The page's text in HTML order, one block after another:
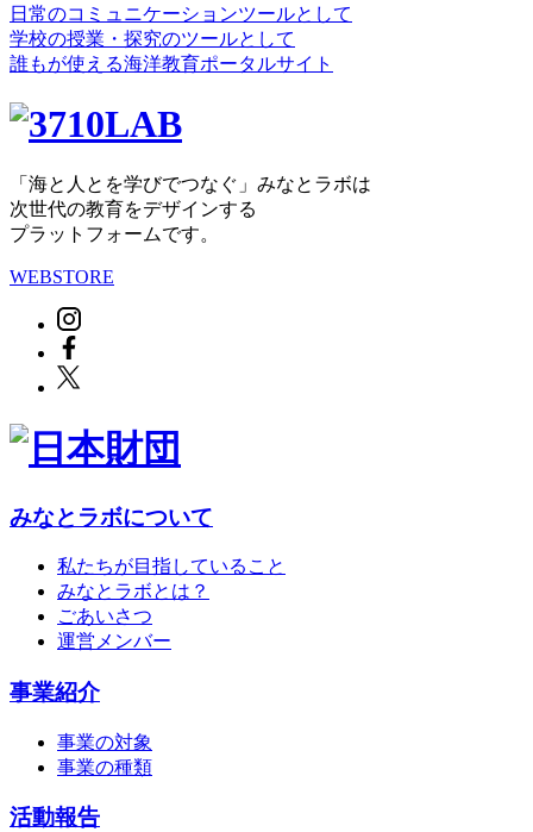
日常のコミュニケーションツールとして
学校の授業・探究のツールとして
誰もが使える海洋教育ポータルサイト
「海と人とを学びでつなぐ」みなとラボは
次世代の教育をデザインする
プラットフォームです。
WEBSTORE
みなとラボについて
私たちが目指していること
みなとラボとは？
ごあいさつ
運営メンバー
事業紹介
事業の対象
事業の種類
活動報告